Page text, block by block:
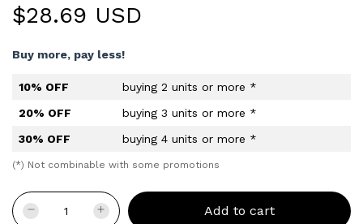
$28.69 USD
Buy more, pay less!
10% OFF
buying 2 units or more *
20% OFF
buying 3 units or more *
30% OFF
buying 4 units or more *
(*) Not combinable with some promotions